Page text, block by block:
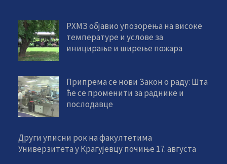
РХМЗ објавио упозорења на високе
температуре и услове за
иницирање и ширење пожара
Припрема се нови Закон о раду: Шта
ће се променити за раднике и
послодавце
Други уписни рок на факултетима
Универзитета у Крагујевцу почиње 17. августа